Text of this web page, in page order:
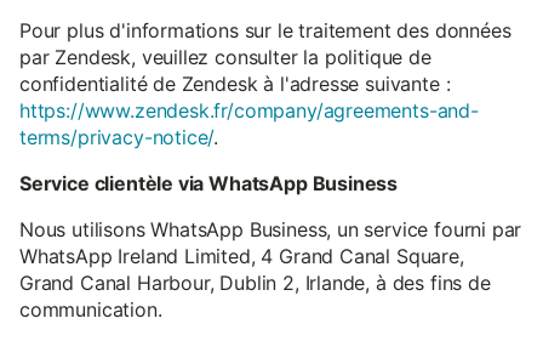
Pour plus d'informations sur le traitement des données
par Zendesk, veuillez consulter la politique de
confidentialité de Zendesk à l'adresse suivante :
https://www.zendesk.fr/company/agreements-and-
terms/privacy-notice/.
Service clientèle via WhatsApp Business
Nous utilisons WhatsApp Business, un service fourni par
WhatsApp Ireland Limited, 4 Grand Canal Square,
Grand Canal Harbour, Dublin 2, Irlande, à des fins de
communication.